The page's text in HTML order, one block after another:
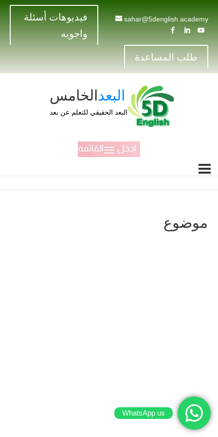
sahar@5denglish.academy
  
فيديوهات أسئلة
واجوبه
طلب المساعدة
البعدالخامس
البعد الحقيقي للتعلم عن بعد
موضوع
WhatsApp us